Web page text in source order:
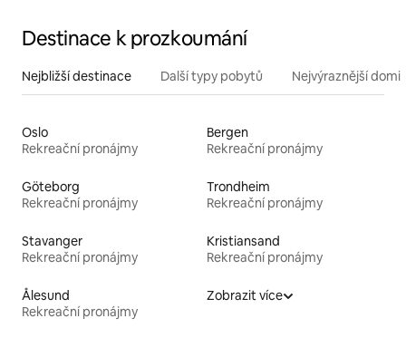
Destinace k prozkoumání
Nejbližší destinace Další typy pobytů Nejvýraznější
Oslo
Rekreační pronájmy
Bergen
Rekreační pronájmy
Göteborg
Rekreační pronájmy
Trondheim
Rekreační pronájmy
Stavanger
Rekreační pronájmy
Kristiansand
Rekreační pronájmy
Ålesund
Rekreační pronájmy
Zobrazit více